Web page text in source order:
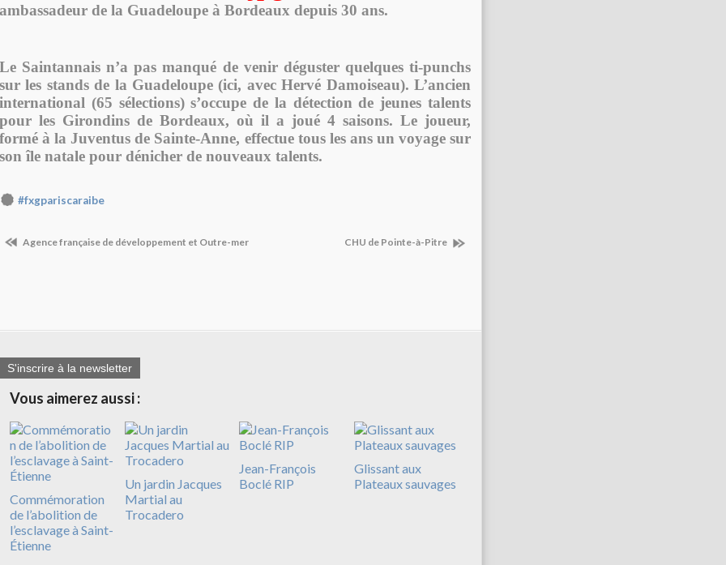
ambassadeur de la Guadeloupe à Bordeaux depuis 30 ans.
Le Saintannais n’a pas manqué de venir déguster quelques ti-punchs
sur les stands de la Guadeloupe (ici, avec Hervé Damoiseau). L’ancien
international (65 sélections) s’occupe de la détection de jeunes talents
pour les Girondins de Bordeaux, où il a joué 4 saisons. Le joueur,
formé à la Juventus de Sainte-Anne, effectue tous les ans un voyage sur
son île natale pour dénicher de nouveaux talents.
#fxgpariscaraibe
Agence française de développement et Outre-mer CHU de Pointe-à-Pitre
S'inscrire à la newsletter
Vous aimerez aussi :
Commémoration
de l’abolition de
l’esclavage à Saint-
Étienne
Un jardin Jacques
Martial au
Trocadero
Jean-François
Boclé RIP
Glissant aux
Plateaux sauvages